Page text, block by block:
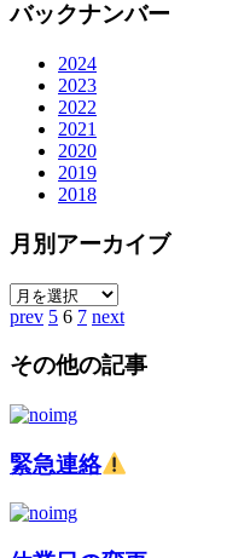
バックナンバー
2024
2023
2022
2021
2020
2019
2018
月別アーカイブ
prev 5 6 7 next
その他の記事
緊急連絡